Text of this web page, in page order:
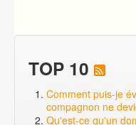
TOP 10
Comment puis-je
compagnon ne
Qu'est-ce qu'un